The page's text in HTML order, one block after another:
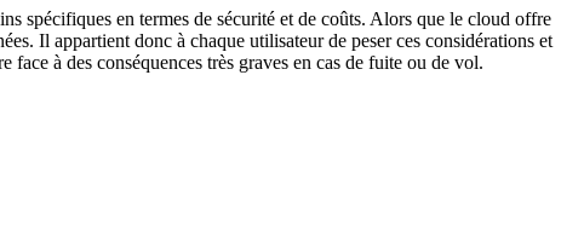
spécifiques en termes de sécurité et de coûts. Alors que le cloud offre
Il appartient donc à chaque utilisateur de peser ces considérations et
à des conséquences très graves en cas de fuite ou de vol.